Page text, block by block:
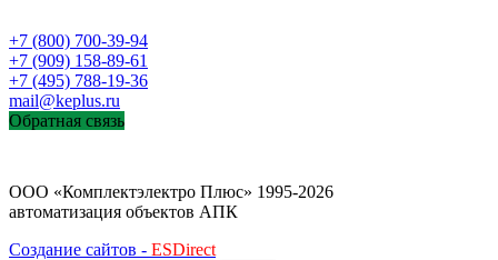
+7 (800) 700-39-94
+7 (909) 158-89-61
+7 (495) 788-19-36
mail@keplus.ru
Обратная связь
ООО «Комплектэлектро Плюс» 1995-2026
автоматизация объектов АПК
Создание сайтов - ESDirect